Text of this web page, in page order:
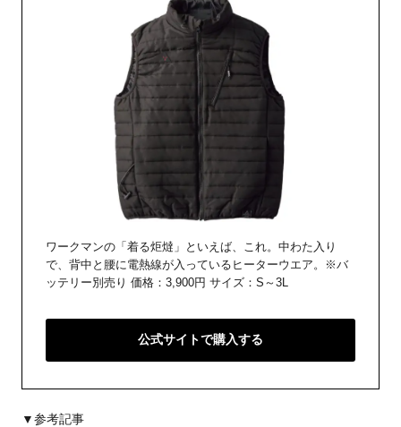
ワークマンの「着る炬燵」といえば、これ。中わた入り
で、背中と腰に電熱線が入っているヒーターウエア。※バ
ッテリー別売り 価格：3,900円 サイズ：S～3L
公式サイトで購入する
▼参考記事